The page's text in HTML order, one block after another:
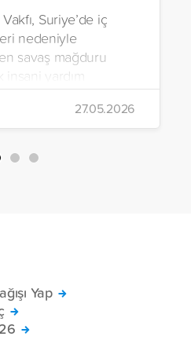
Suriye’de iç
nedeniyle
savaş mağduru
insani yardım
sürdürüyor. Vakıf,
Suriye’nin Şam,
ve İdlib
yaşayan
27.05.2026
Yap